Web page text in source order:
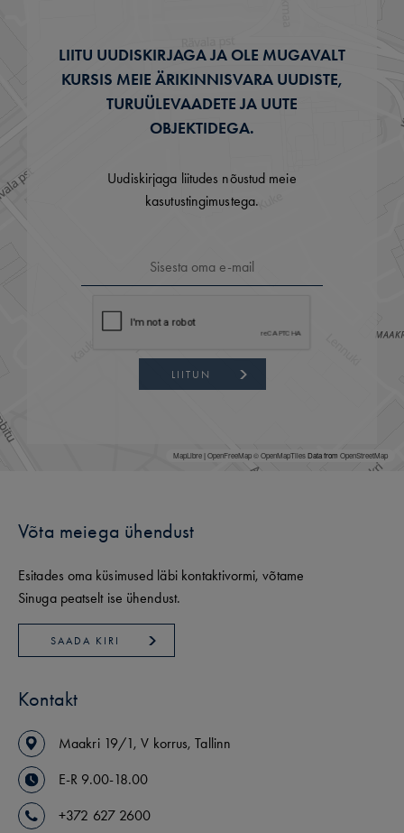
MapLibre|OpenFreeMap© OpenMapTilesData from OpenStreetMap
LIITU UUDISKIRJAGA JA OLE MUGAVALT
KURSIS MEIE ÄRIKINNISVARA UUDISTE,
TURUÜLEVAADETE JA UUTE
OBJEKTIDEGA.
Uudiskirjaga liitudes nõustud meie
kasutustingimustega.
LIITUN
Võta meiega ühendust
Esitades oma küsimused läbi kontaktivormi, võtame
Sinuga peatselt ise ühendust.
SAADA KIRI
Kontakt
Maakri 19/1,V korrus,Tallinn
E-R 9.00-18.00
+372 627 2600